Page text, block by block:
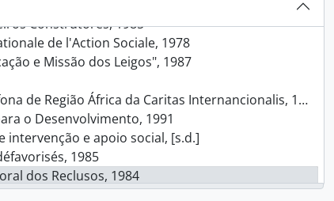
Construtores, 1985
de l'Action Sociale, 1978
e Missão dos Leigos", 1987
de Região África da Caritas Internancionalis, 1989
o Desenvolvimento, 1991
intervenção e apoio social, [s.d.]
1985
dos Reclusos, 1984